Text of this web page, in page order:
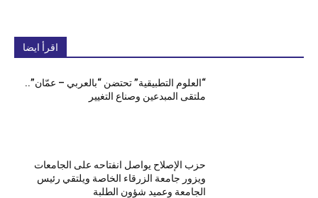
اقرأ ايضا
“العلوم التطبيقية” تحتضن “بالعربي – عمّان”..
ملتقى المبدعين وصناع التغيير
حزب الإصلاح يواصل انفتاحه على الجامعات
ويزور جامعة الزرقاء الخاصة ويلتقي رئيس
الجامعة وعميد شؤون الطلبة